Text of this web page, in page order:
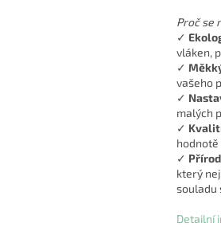
Proč se
✓
vláken,
✓
vašeho
✓
malých
✓
✓
který
souladu
Detailní